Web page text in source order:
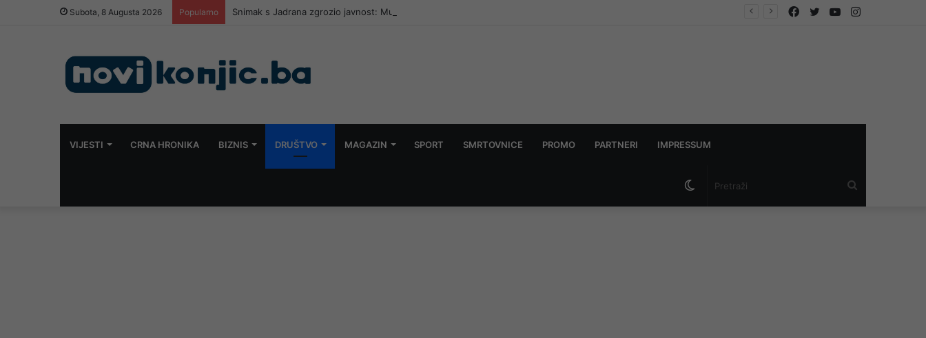
Subota, 8 Augusta 2026 Popularno Snimak s Jadrana zgrozio javnost: Muškarac jet skijem ometao avione koji su gasili požar Instagram
YouTube
Twitter
Facebook
VIJESTI CRNA HRONIKA BIZNIS DRUŠTVO MAGAZIN SPORT SMRTOVNICE PROMO PARTNERI IMPRESSUM
Switch